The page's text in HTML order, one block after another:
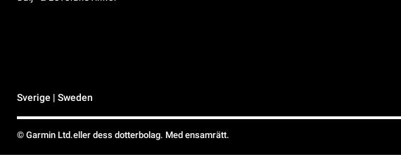
Sverige | Sweden
© Garmin Ltd.eller dess dotterbolag. Med ensamrätt.